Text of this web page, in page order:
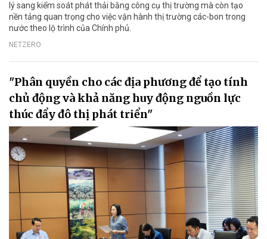
lý sang kiểm soát phát thải bằng công cụ thị trường mà còn tạo
nền tảng quan trọng cho việc vận hành thị trường các-bon trong
nước theo lộ trình của Chính phủ.
NETZERO
"Phân quyền cho các địa phương để tạo tính
chủ động và khả năng huy động nguồn lực
thúc đẩy đô thị phát triển"